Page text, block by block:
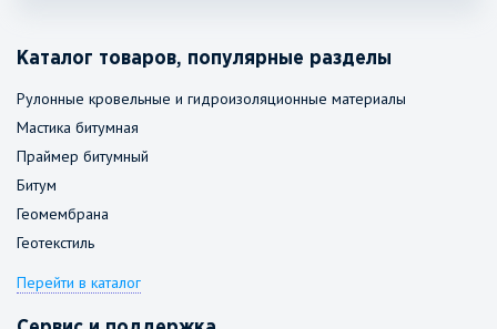
Каталог товаров, популярные разделы
Рулонные кровельные и гидроизоляционные материалы
Мастика битумная
Праймер битумный
Битум
Геомембрана
Геотекстиль
Перейти в каталог